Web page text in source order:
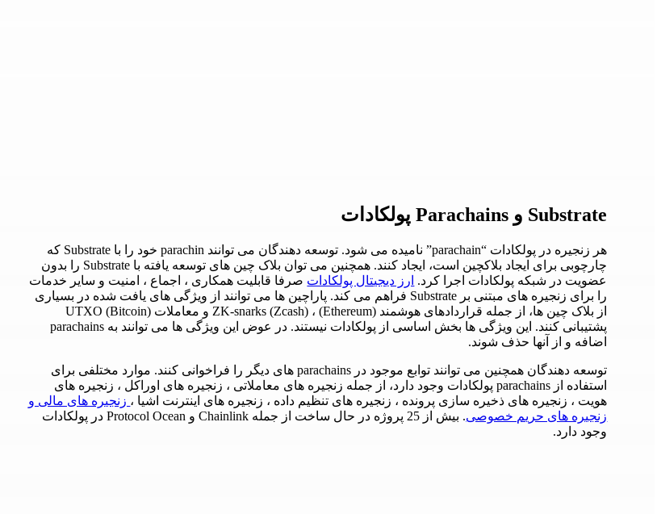
Substrate و Parachains پولکادات
هر زنجیره در پولکادات “parachain” نامیده می شود. توسعه دهندگان می توانند parachin خود را با Substrate که
چارچوبی برای ایجاد بلاکچین است، ایجاد کنند. همچنین می توان بلاک چین های توسعه یافته با Substrate را بدون
عضویت در شبکه پولکادات اجرا کرد. ارز دیجیتال پولکادات صرفا قابلیت همکاری ، اجماع ، امنیت و سایر خدمات
را برای زنجیره های مبتنی بر Substrate فراهم می کند. پاراچین ها می توانند از ویژگی های یافت شده در بسیاری
از بلاک چین ها، از جمله قراردادهای هوشمند (Ethereum) ، ZK-snarks (Zcash) و معاملات UTXO (Bitcoin)
پشتیبانی کنند. این ویژگی ها بخش اساسی از پولکادات نیستند. در عوض این ویژگی ها می توانند به parachains
اضافه و از آنها حذف شوند.
توسعه دهندگان همچنین می توانند توابع موجود در parachains های دیگر را فراخوانی کنند. موارد مختلفی برای
استفاده از parachains پولکادات وجود دارد، از جمله زنجیره های معاملاتی ، زنجیره های اوراکل ، زنجیره های
هویت ، زنجیره های ذخیره سازی پرونده ، زنجیره های تنظیم داده ، زنجیره های اینترنت اشیا ، زنجیره های مالی و
زنجیره های حریم خصوصی
. بیش از 25 پروژه در حال ساخت از جمله Chainlink و Protocol Ocean در پولکادات
وجود دارد.